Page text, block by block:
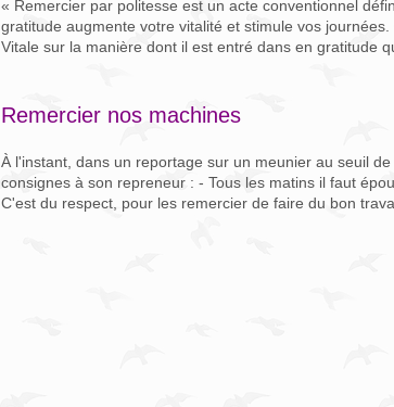
« Remercier par politesse est un acte conventionnel
gratitude augmente votre vitalité et stimule vos
Vitale sur la manière dont il est entré dans en gratitude
Remercier nos machines
À l'instant, dans un reportage sur un meunier au seuil
consignes à son repreneur : - Tous les matins il faut
C'est du respect, pour les remercier de faire du bon